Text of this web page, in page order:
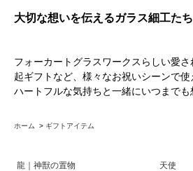
大切な想いを伝えるガラス細工たち
フォーカートグラスワークスらしい愛
起ギフトなど、様々なお祝いシーンで使
ハートフルな気持ちと一緒にいつまで
ホーム > ギフトアイテム
龍｜神獣の置物
天使